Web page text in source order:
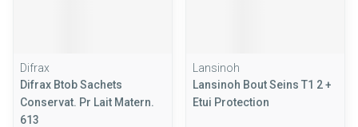
Difrax
Difrax Btob Sachets
Conservat. Pr Lait Matern.
613
Lansinoh
Lansinoh Bout Seins T1 2 +
Etui Protection